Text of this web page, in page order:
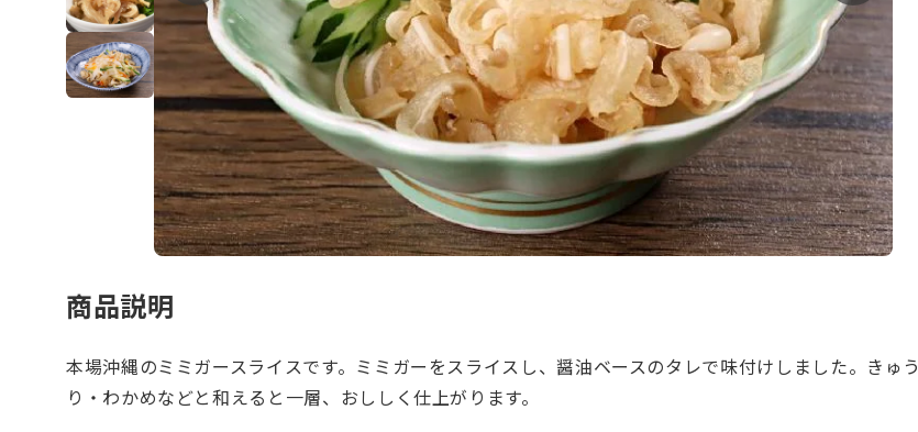
商品説明
本場沖縄のミミガースライスです。ミミガーをスライスし、醤油ベースのタレで味付けしました。きゅう
り・わかめなどと和えると一層、おししく仕上がります。